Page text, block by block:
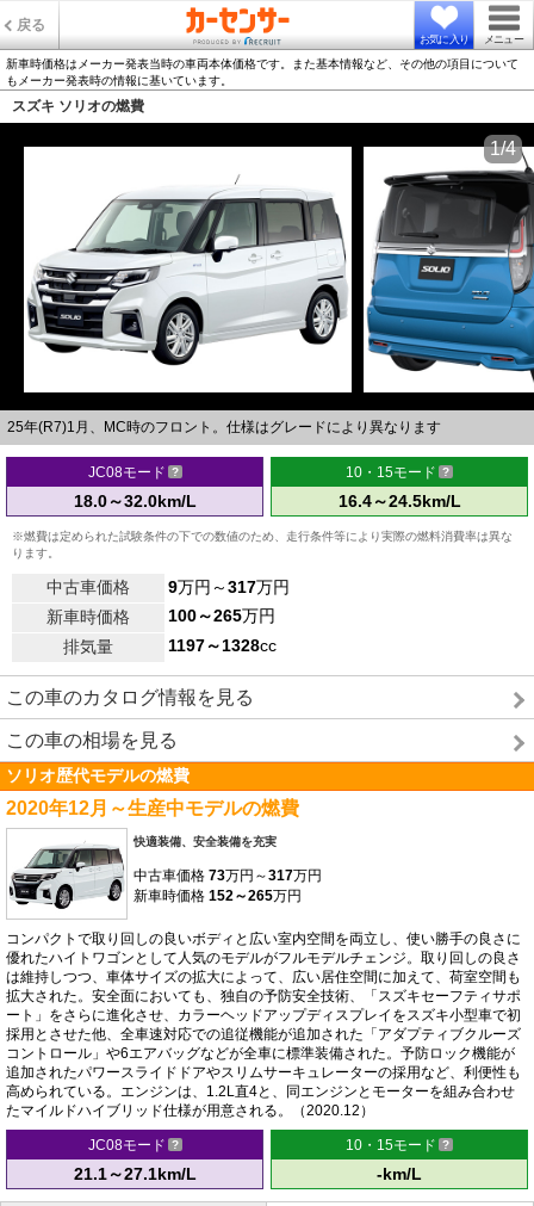
戻る
お気に入り メニュー
新車時価格はメーカー発表当時の車両本体価格です。また基本情報など、その他の項目について
もメーカー発表時の情報に基いています。
スズキ ソリオの燃費
25年(R7)1月、MC時のフロント。仕様はグレードにより異なります
1/4
JC08モード
18.0～32.0km/L
10・15モード
16.4～24.5km/L
※燃費は定められた試験条件の下での数値のため、走行条件等により実際の燃料消費率は異な
ります。
中古車価格 9万円～317万円
新車時価格
100～265万円
排気量
1197～1328cc
この車のカタログ情報を見る
この車の相場を見る
ソリオ歴代モデルの燃費
2020年12月～生産中モデルの燃費
快適装備、安全装備を充実
中古車価格 73万円～317万円
新車時価格 152～265万円
コンパクトで取り回しの良いボディと広い室内空間を両立し、使い勝手の良さに
優れたハイトワゴンとして人気のモデルがフルモデルチェンジ。取り回しの良さ
は維持しつつ、車体サイズの拡大によって、広い居住空間に加えて、荷室空間も
拡大された。安全面においても、独自の予防安全技術、「スズキセーフティサポ
ート」をさらに進化させ、カラーヘッドアップディスプレイをスズキ小型車で初
採用とさせた他、全車速対応での追従機能が追加された「アダプティブクルーズ
コントロール」や6エアバッグなどが全車に標準装備された。予防ロック機能が
追加されたパワースライドドアやスリムサーキュレーターの採用など、利便性も
高められている。エンジンは、1.2L直4と、同エンジンとモーターを組み合わせ
たマイルドハイブリッド仕様が用意される。（2020.12）
JC08モード
21.1～27.1km/L
10・15モード
-km/L